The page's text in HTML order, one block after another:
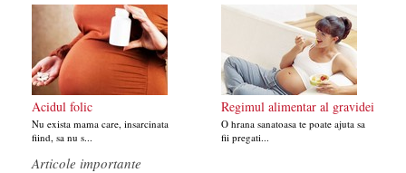
Acidul folic
Nu exista mama care, insarcinata
fiind, sa nu s...
Regimul alimentar al gravidei
O hrana sanatoasa te poate ajuta sa
fii pregati...
Articole importante